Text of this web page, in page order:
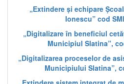
„Extindere și echipare
Ionescu” cod
„Digitalizare în beneficiul
Municipiul Slatina”,
„Digitalizarea proceselor de
Municipiului Slatina”,